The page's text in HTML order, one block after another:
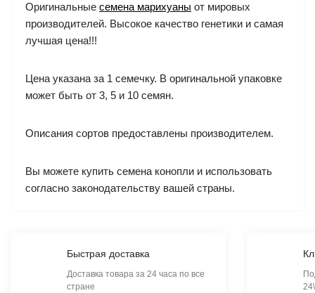
Оригинальные семена марихуаны от мировых
производителей. Высокое качество генетики и самая
лучшая цена!!!
Цена указана за 1 семечку. В оригинальной упаковке
может быть от 3, 5 и 10 семян.
Описания сортов предоставлены производителем.
Вы можете купить семена конопли и использовать
согласно законодательству вашей страны.
Быстрая доставка
Доставка товара за 24 часа по все
стране